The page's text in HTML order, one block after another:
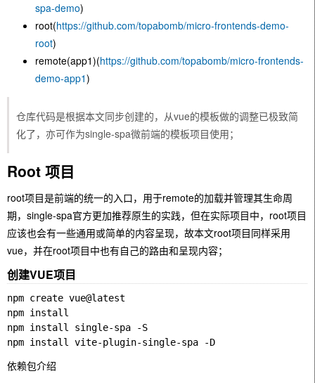
spa-demo)
root(https://github.com/topabomb/micro-frontends-demo-
root)
remote(app1)(https://github.com/topabomb/micro-frontends-
demo-app1)
仓库代码是根据本文同步创建的，从vue的模板做的调整已极致简
化了，亦可作为single-spa微前端的模板项目使用；
Root 项目
root项目是前端的统一的入口，用于remote的加载并管理其生命周
期，single-spa官方更加推荐原生的实践，但在实际项目中，root项目
应该也会有一些通用或简单的内容呈现，故本文root项目同样采用
vue，并在root项目中也有自己的路由和呈现内容；
创建VUE项目
npm create vue@latest
npm install
npm install single-spa -S
依赖包介绍